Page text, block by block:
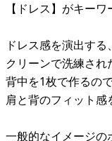
【ドレス】がキーワ
ドレス感を演出す
クリーンで洗練され
背中を1枚で作るの
肩と背のフィット感
一般的なイメージの